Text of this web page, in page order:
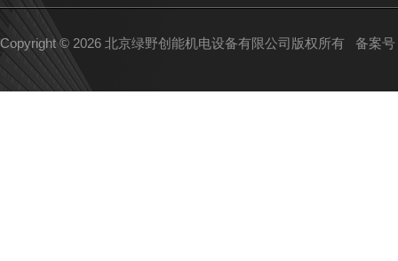
Copyright © 2026 北京绿野创能机电设备有限公司版权所有 备案